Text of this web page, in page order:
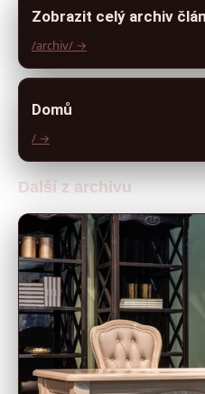
Zobrazit celý archiv
/archiv/ →
Domů
/ →
Další z archivu